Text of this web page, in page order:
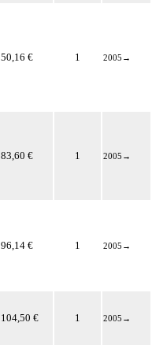
50,16 € 1 2005 →
83,60 € 1 2005 →
96,14 € 1 2005 →
104,50 € 1 2005 →